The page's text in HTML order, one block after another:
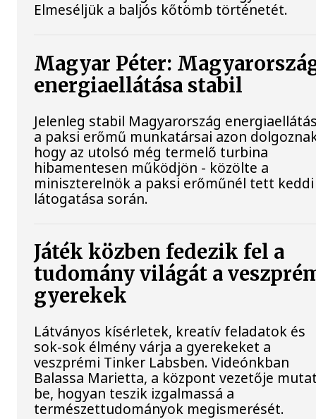
Elmeséljük a baljós kőtömb történetét.
Magyar Péter:
energiaellátása stabil
Jelenleg stabil Magyarország
a paksi erőmű munkatársai azon
hogy az utolsó még termelő turbina
hibamentesen működjön - közölte a
miniszterelnök a paksi erőműnél tett keddi
látogatása során.
Játék közben fedezik fel a
tudomány világát a
gyerekek
Látványos kísérletek, kreatív feladatok és
sok-sok élmény várja a gyerekeket a
veszprémi Tinker Labsben. Videónkban
Balassa Marietta, a központ vezetője
be, hogyan teszik izgalmassá a
természettudományok megismerését.